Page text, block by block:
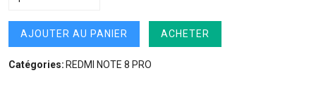
AJOUTER AU PANIER ACHETER
Catégories: REDMI NOTE 8 PRO